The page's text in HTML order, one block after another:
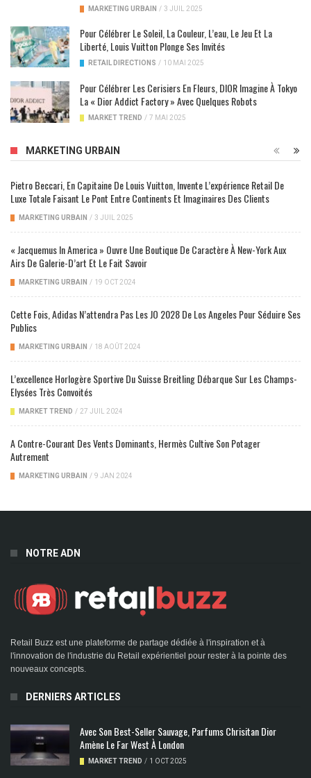
MARKETING URBAIN / 3 JUIL 2025
Pour Célébrer Le Soleil, La Couleur, L’eau, Le Jeu Et La
Liberté, Louis Vuitton Plonge Ses Invités
RETAIL DIRECTIONS / 10 MAI 2025
Pour Célébrer Les Cerisiers En Fleurs, DIOR Imagine À Tokyo
La « Dior Addict Factory » Avec Quelques Robots
MARKET TREND / 7 MAI 2025
MARKETING URBAIN
Pietro Beccari, En Capitaine De Louis Vuitton, Invente L’expérience Retail De
Luxe Totale Faisant Le Pont Entre Continents Et Imaginaires Des Clients
MARKETING URBAIN / 3 JUIL 2025
« Jacquemus In America » Ouvre Une Boutique De Caractère À New-York Aux
Airs De Galerie-D’art Et Le Fait Savoir
MARKETING URBAIN / 19 OCT 2024
Cette Fois, Adidas N’attendra Pas Les JO 2028 De Los Angeles Pour Séduire Ses
Publics
MARKETING URBAIN / 18 AOÛT 2024
L’excellence Horlogère Sportive Du Suisse Breitling Débarque Sur Les Champs-
Elysées Très Convoités
MARKET TREND / 27 JUIL 2024
A Contre-Courant Des Vents Dominants, Hermès Cultive Son Potager
Autrement
MARKETING URBAIN / 9 JAN 2024
NOTRE ADN
Retail Buzz est une plateforme de partage dédiée à l'inspiration et à
l'innovation de l'industrie du Retail expérientiel pour rester à la pointe des
nouveaux concepts.
DERNIERS ARTICLES
Avec Son Best-Seller Sauvage, Parfums Chrisitan Dior
Amène Le Far West À London
MARKET TREND / 1 OCT 2025